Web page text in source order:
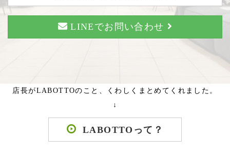
LINEでお問い合わせ
店長がLABOTTOのこと、くわしくまとめてくれました。
↓
LABOTTOって？